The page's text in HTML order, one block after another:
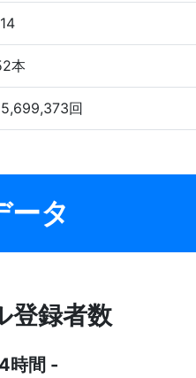
本
回
ータ
登録者数
時間 -